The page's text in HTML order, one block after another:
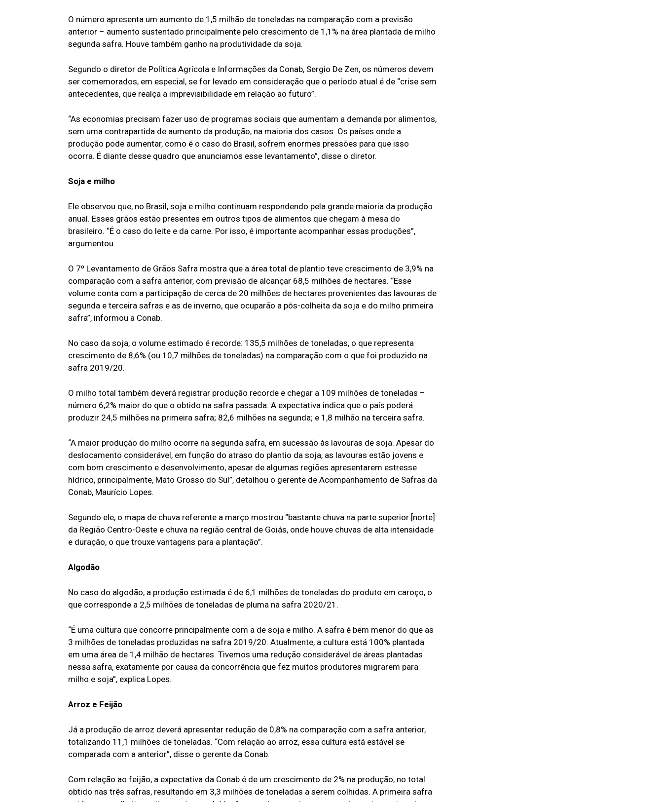
O número apresenta um aumento de 1,5 milhão de toneladas na comparação com a previsão
anterior – aumento sustentado principalmente pelo crescimento de 1,1% na área plantada de milho
segunda safra. Houve também ganho na produtividade da soja.
Segundo o diretor de Política Agrícola e Informações da Conab, Sergio De Zen, os números devem
ser comemorados, em especial, se for levado em consideração que o período atual é de “crise sem
antecedentes, que realça a imprevisibilidade em relação ao futuro”.
“As economias precisam fazer uso de programas sociais que aumentam a demanda por alimentos,
sem uma contrapartida de aumento da produção, na maioria dos casos. Os países onde a
produção pode aumentar, como é o caso do Brasil, sofrem enormes pressões para que isso
ocorra. É diante desse quadro que anunciamos esse levantamento”, disse o diretor.
Soja e milho
Ele observou que, no Brasil, soja e milho continuam respondendo pela grande maioria da produção
anual. Esses grãos estão presentes em outros tipos de alimentos que chegam à mesa do
brasileiro. “É o caso do leite e da carne. Por isso, é importante acompanhar essas produções”,
argumentou.
O 7º Levantamento de Grãos Safra mostra que a área total de plantio teve crescimento de 3,9% na
comparação com a safra anterior, com previsão de alcançar 68,5 milhões de hectares. “Esse
volume conta com a participação de cerca de 20 milhões de hectares provenientes das lavouras de
segunda e terceira safras e as de inverno, que ocuparão a pós-colheita da soja e do milho primeira
safra”, informou a Conab.
No caso da soja, o volume estimado é recorde: 135,5 milhões de toneladas, o que representa
crescimento de 8,6% (ou 10,7 milhões de toneladas) na comparação com o que foi produzido na
safra 2019/20.
O milho total também deverá registrar produção recorde e chegar a 109 milhões de toneladas –
número 6,2% maior do que o obtido na safra passada. A expectativa indica que o país poderá
produzir 24,5 milhões na primeira safra; 82,6 milhões na segunda; e 1,8 milhão na terceira safra.
“A maior produção do milho ocorre na segunda safra, em sucessão às lavouras de soja. Apesar do
deslocamento considerável, em função do atraso do plantio da soja, as lavouras estão jovens e
com bom crescimento e desenvolvimento, apesar de algumas regiões apresentarem estresse
hídrico, principalmente, Mato Grosso do Sul”, detalhou o gerente de Acompanhamento de Safras da
Conab, Maurício Lopes.
Segundo ele, o mapa de chuva referente a março mostrou “bastante chuva na parte superior [norte]
da Região Centro-Oeste e chuva na região central de Goiás, onde houve chuvas de alta intensidade
e duração, o que trouxe vantagens para a plantação”.
Algodão
No caso do algodão, a produção estimada é de 6,1 milhões de toneladas do produto em caroço, o
que corresponde a 2,5 milhões de toneladas de pluma na safra 2020/21.
“É uma cultura que concorre principalmente com a de soja e milho. A safra é bem menor do que as
3 milhões de toneladas produzidas na safra 2019/20. Atualmente, a cultura está 100% plantada
em uma área de 1,4 milhão de hectares. Tivemos uma redução considerável de áreas plantadas
nessa safra, exatamente por causa da concorrência que fez muitos produtores migrarem para
milho e soja”, explica Lopes.
Arroz e Feijão
Já a produção de arroz deverá apresentar redução de 0,8% na comparação com a safra anterior,
totalizando 11,1 milhões de toneladas. “Com relação ao arroz, essa cultura está estável se
comparada com a anterior”, disse o gerente da Conab.
Com relação ao feijão, a expectativa da Conab é de um crescimento de 2% na produção, no total
obtido nas três safras, resultando em 3,3 milhões de toneladas a serem colhidas. A primeira safra